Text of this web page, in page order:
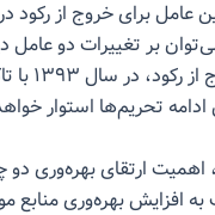
بر تغییرات دو عامل
عوامل قابل
تحریم‌ها استوار
اهمیت ارتقای بهره‌وری
افزایش بهره‌وری منابع